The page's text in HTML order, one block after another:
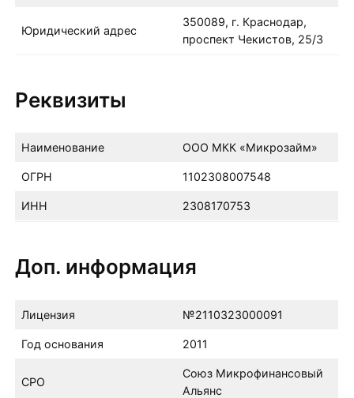
Юридический адрес
350089, г. Краснодар,
проспект Чекистов, 25/3
Реквизиты
Наименование ООО МКК «Микрозайм»
ОГРН 1102308007548
ИНН 2308170753
Доп. информация
Лицензия №2110323000091
Год основания 2011
СРО
Союз Микрофинансовый
Альянс